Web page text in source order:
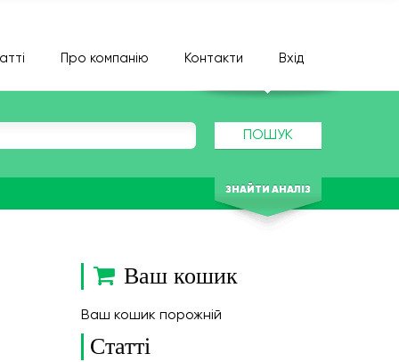
Про компанію Контакти Вхід
ПОШУК
ЗНАЙТИ АНАЛІЗ
Ваш кошик
Ваш кошик порожній
Статті